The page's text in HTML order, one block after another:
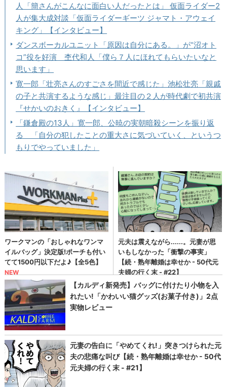
人「簡さんがこんなに面白い人だったとは」 仮面ライダー2
人が集大成対談「仮面ライダーギーツ ジャマト・アウェイ
キング」【インタビュー】
ダンスボーカルユニット「原因は自分にある。」が“沼オト
コ”役を好演 杢代和人「僕ら７人にほれてもらいたいなと
思います」
寛一郎「壮亮さんのすごさを間近で感じた」池松壮亮「親戚
の子と共演するような感じ」最注目の２人が時代劇で初共演
『せかいのおきく』【インタビュー】
「鎌倉殿の13人」寛一郎、公暁の実朝暗殺シーンを振り返
る 「自分の犯したことの重大さに気づいていく、というつ
もりでやっていました」